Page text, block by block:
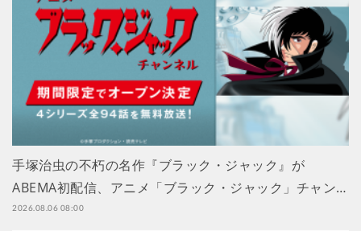
手塚治虫の不朽の名作『ブラック・ジャック』が
ABEMA初配信、アニメ「ブラック・ジャック」チャン…
2026.08.06 08:00